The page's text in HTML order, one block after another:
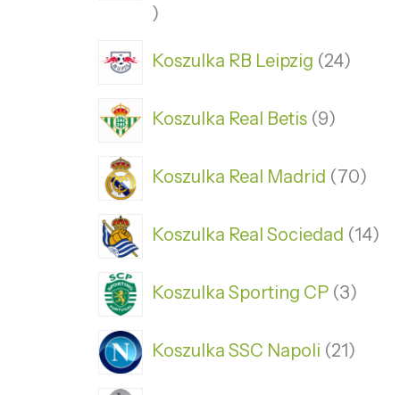
Koszulka RB Leipzig 24
Koszulka Real Betis 9
Koszulka Real Madrid 70
Koszulka Real Sociedad 14
Koszulka Sporting CP 3
Koszulka SSC Napoli 21